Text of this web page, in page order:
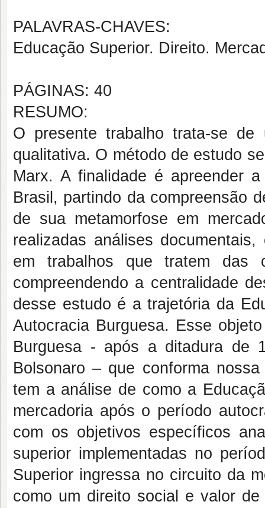
PALAVRAS-CHAVES:
Educação Superior. Direito.
PÁGINAS: 40
RESUMO:
O presente trabalho trata-se de
qualitativa. O método de estudo
Marx. A finalidade é apreender
Brasil, partindo da compreensão
de sua metamorfose em
realizadas análises
em trabalhos que tratem das
compreendendo a centralidade
desse estudo é a trajetória da
Autocracia Burguesa. Esse
Burguesa - após a ditadura de
Bolsonaro – que conforma
tem a análise de como a
mercadoria após o período
com os objetivos específicos
superior implementadas no
Superior ingressa no circuito da
como um direito social e valor